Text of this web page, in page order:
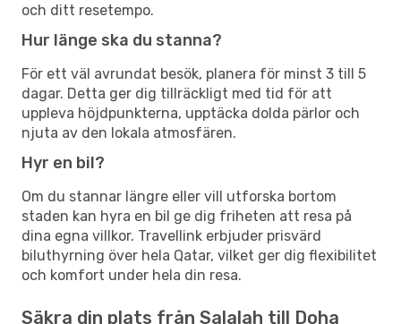
och ditt resetempo.
Hur länge ska du stanna?
För ett väl avrundat besök, planera för minst 3 till 5
dagar. Detta ger dig tillräckligt med tid för att
uppleva höjdpunkterna, upptäcka dolda pärlor och
njuta av den lokala atmosfären.
Hyr en bil?
Om du stannar längre eller vill utforska bortom
staden kan hyra en bil ge dig friheten att resa på
dina egna villkor. Travellink erbjuder prisvärd
biluthyrning över hela Qatar, vilket ger dig flexibilitet
och komfort under hela din resa.
Säkra din plats från Salalah till Doha